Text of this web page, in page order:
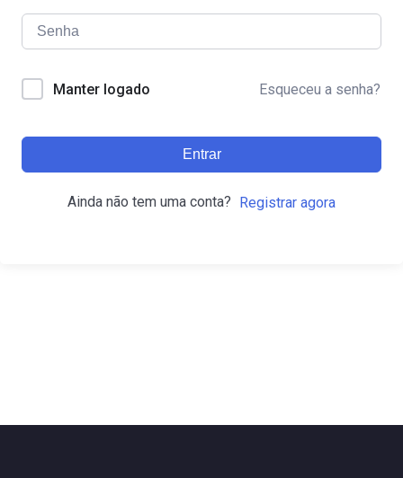
Manter logado Esqueceu a senha?
Entrar
Ainda não tem uma conta? Registrar agora